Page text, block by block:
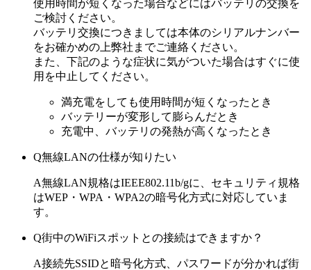
使用時間が短くなった場合などにはバッテリの交換を
ご検討ください。
バッテリ交換につきましては本体のシリアルナンバー
をお確かめの上弊社までご連絡ください。
また、下記のような症状に気がついた場合はすぐに使
用を中止してください。
満充電をしても使用時間が短くなったとき
バッテリーが変形して膨らんだとき
充電中、バッテリの発熱が高くなったとき
Q無線LANの仕様が知りたい
A無線LAN規格はIEEE802.11b/gに、セキュリティ規格
はWEP・WPA・WPA2の暗号化方式に対応していま
す。
Q街中のWiFiスポットとの接続はできますか？
A接続先SSIDと暗号化方式、パスワードが分かれば街